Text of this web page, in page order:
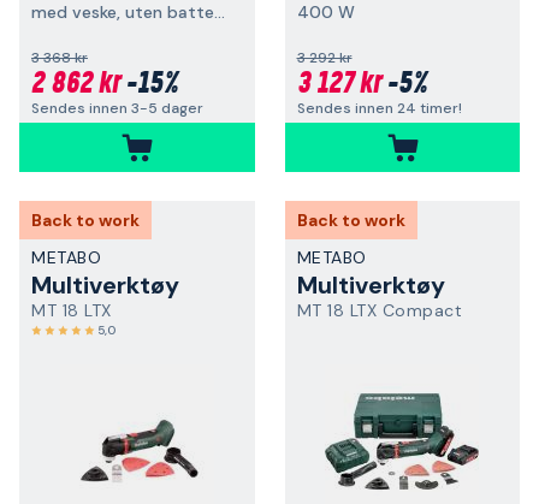
med veske, uten batteri og lader
3 368 kr
2 862 kr-15%
Sendes innen 3-5 dager
400 W
3 292 kr
3 127 kr-5%
Sendes innen 24 timer!
Back to work
METABO
Multiverktøy
MT 18 LTX
5,0
Back to work
METABO
Multiverktøy
MT 18 LTX Compact